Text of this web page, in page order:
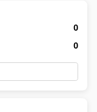
0
0